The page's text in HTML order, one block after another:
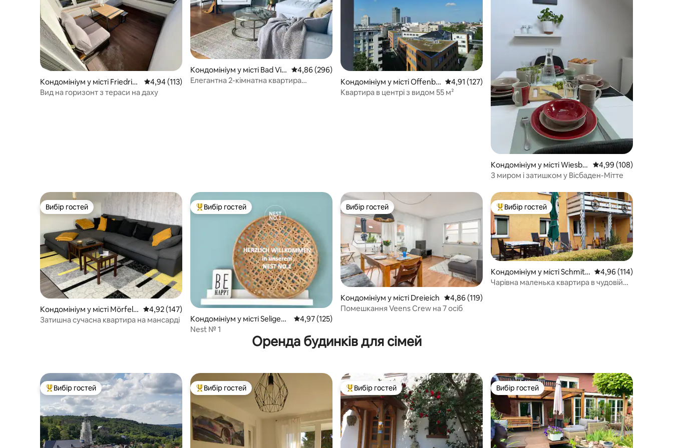
Кондомініум у місті Friedric
hsdorf
Середня оцінка: 4,94 з 5, відгуки: 113
4,94 (113)
Вид на горизонт з тераси на даху
Кондомініум у місті Bad Vilb
el
Середня оцінка: 4,86 з 5, відгуки: 296
4,86 (296)
Елегантна 2-кімнатна квартира
Кондомініум у місті Offenba
ch am Main
Середня оцінка: 4,91 з 5, відгуки: 127
4,91 (127)
Квартира в центрі з видом 55 м²
Кондомініум у місті Wiesba
den
Середня оцінка: 4,99
4,99 (108)
З миром і затишком у Вісбаден-Мітте
Вибір гостей
Вибір гостей
Кондомініум у місті Mörfeld
en-Walldorf
Середня оцінка: 4,92 з 5, відгуки: 147
4,92 (147)
Затишна сучасна квартира на мансарді
Топ вибір гостей
Вибір гостей
Кондомініум у місті Seligens
tadt
Середня оцінка: 4,97 з 5, відгуки: 125
4,97 (125)
Nest № 1
Вибір гостей
Вибір гостей
Кондомініум у місті Dreieich Середня оцінка: 4,86 з 5, відгуки: 119
4,86 (119)
Помешкання Veens Crew на 7 осіб
Топ вибір гостей
Вибір гостей
Кондомініум у місті Schmitt
en
Середня оцінка: 4,96
4,96 (114)
Чарівна маленька квартира в чудовій
Оренда будинків для сімей
Топ вибір гостей
Вибір гостей Топ вибір гостей
Вибір гостей Топ вибір гостей
Вибір гостей Вибір гостей
Вибір гостей